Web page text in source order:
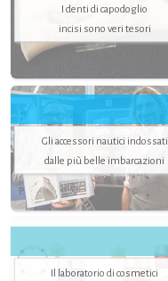
I denti di capodoglio
incisi sono veri tesori
Gli accessori nautici indossati
dalle più belle imbarcazioni
Il laboratorio di cosmetici